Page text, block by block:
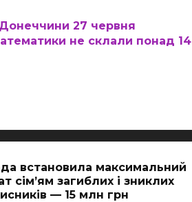
Донеччини 27 червня
не склали понад 14
встановила максимальний
сім’ям загиблих і зниклих
— 15 млн грн